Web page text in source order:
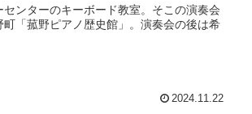
ンターのキーボード教室。そこの演奏会
「菰野ピアノ歴史館」。演奏会の後は希
2024.11.22